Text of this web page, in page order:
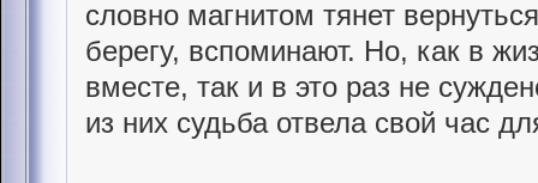
словно магнитом тянет
берегу, вспоминают. Но, как в
вместе, так и в это раз не
из них судьба отвела свой час